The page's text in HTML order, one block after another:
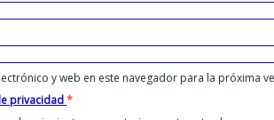
y web en este navegador para la próxima
privacidad*